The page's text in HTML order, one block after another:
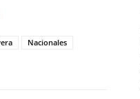
Nacionales